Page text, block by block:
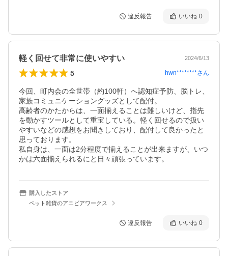
違反報告 いいね 0
軽く回せて非常に使いやすい 2024/6/13
5 hwn********さん
今回、町内会の全世帯（約100軒）へ認知症予防、脳トレ、
家族コミュニケーショングッズとして配付。
高齢者のかたからは、一面揃えることは難しいけど、指先
を動かすツールとして重宝している。軽く回せるので扱い
やすいなどの感想をお聞きしており、配付して良かったと
思っております。
私自身は、一面は2分程度で揃えることが出来ますが、いつ
かは六面揃えられるにと日々頑張っています。
購入したストア
ペット雑貨のアニビアワークス
違反報告 いいね 0